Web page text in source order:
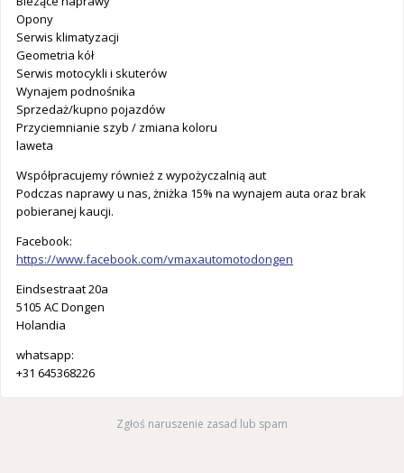
Opony
Serwis klimatyzacji
Geometria kół
Serwis motocykli i skuterów
Wynajem podnośnika
Sprzedaż/kupno pojazdów
Przyciemnianie szyb / zmiana koloru
laweta
Współpracujemy również z wypożyczalnią aut
Podczas naprawy u nas, żniżka 15% na wynajem auta oraz brak
pobieranej kaucji.
Facebook:
https://www.facebook.com/vmaxautomotodongen
Eindsestraat 20a
5105 AC Dongen
Holandia
whatsapp:
+31 645368226
Zgłoś naruszenie zasad lub spam